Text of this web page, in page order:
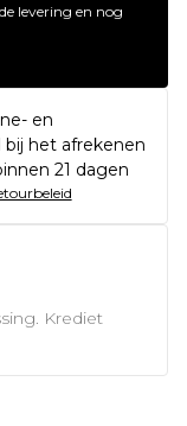
levering en nog
en
het afrekenen
21 dagen
Krediet